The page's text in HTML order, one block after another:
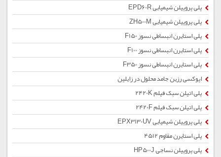
پلی پروپیلن شیمیایی EPD60R
پلی پروپیلن شیمیایی ZH500M
پلی استایرن انبساطی نسوز F150
پلی استایرن انبساطی نسوز F100
پلی استایرن انبساطی نسوز F350
اپوکسی رزین جامد محلول در زایلین
پلی اتیلن سبک فیلم 2420K
پلی اتیلن سبک فیلم 2420F
پلی پروپیلن شیمیایی EPX3130UV
پلی استایرن مقاوم 4512
پلی پروپیلن نساجی HP500J